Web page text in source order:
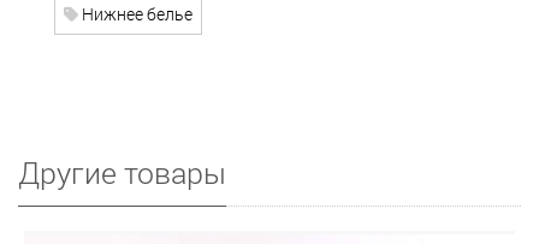
Нижнее белье
Другие товары